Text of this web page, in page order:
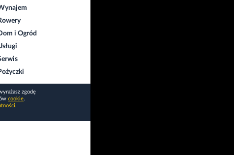
i Ogród
zgodę
cookie.
.